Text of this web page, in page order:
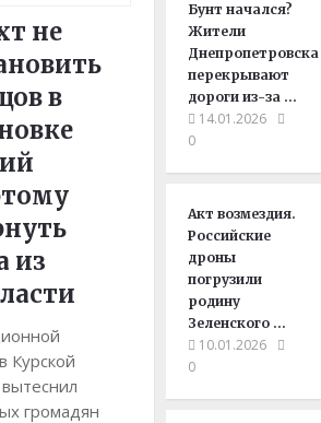
не
в
из
Курской
громадян
Бунт начался?
Жители
Днепропетровска
перекрывают
дороги из-за …
14.01.2026
0
Акт возмездия.
Российские
дроны
погрузили
родину
Зеленского …
10.01.2026
0